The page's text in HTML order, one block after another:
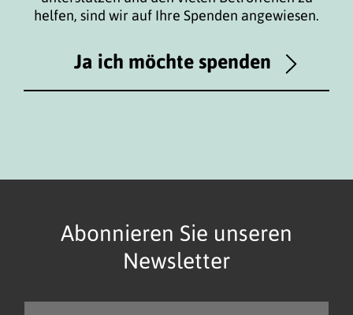
helfen, sind wir auf Ihre Spenden angewiesen.
Ja ich möchte spenden
Abonnieren Sie unseren
Newsletter